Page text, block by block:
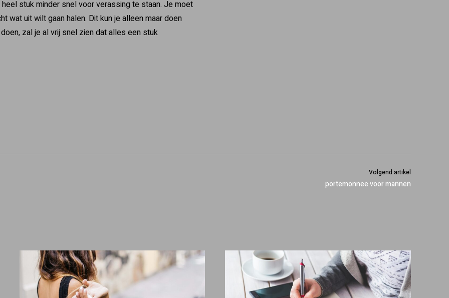
stuk minder snel voor verassing te staan. Je moet
wat uit wilt gaan halen. Dit kun je alleen maar doen
zal je al vrij snel zien dat alles een stuk
Volgend artikel
portemonnee voor mannen